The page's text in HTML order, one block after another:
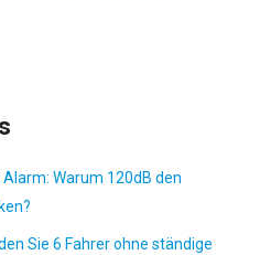
Warum 120dB den
Sie 6 Fahrer ohne ständige